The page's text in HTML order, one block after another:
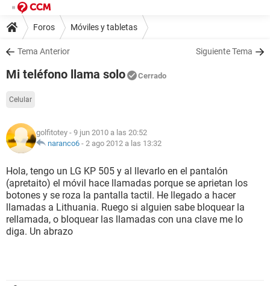
Foros Móviles y tabletas
Tema Anterior Siguiente Tema
Mi teléfono llama solo Cerrado
Celular
golfitotey - 9 jun 2010 a las 20:52
naranco6 - 2 ago 2012 a las 13:32
Hola, tengo un LG KP 505 y al llevarlo en el pantalón
(apretaito) el móvil hace llamadas porque se aprietan los
botones y se roza la pantalla tactil. He llegado a hacer
llamadas a Lithuania. Ruego si alguien sabe bloquear la
rellamada, o bloquear las llamadas con una clave me lo
diga. Un abrazo